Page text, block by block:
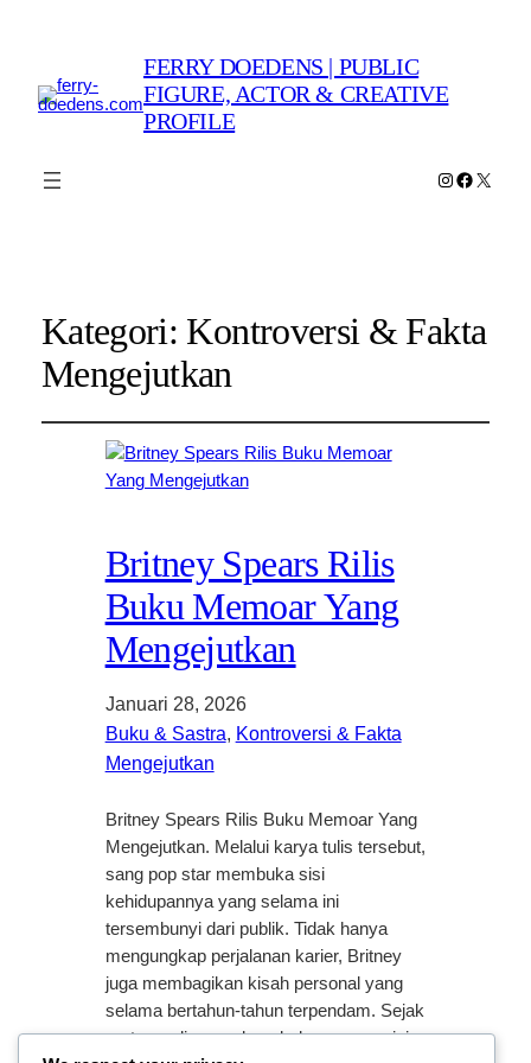
FERRY DOEDENS | PUBLIC
FIGURE, ACTOR & CREATIVE
PROFILE
Instagram
X
Kategori: Kontroversi & Fakta
Mengejutkan
Britney Spears Rilis
Buku Memoar Yang
Mengejutkan
Januari 28, 2026
Buku & Sastra, Kontroversi & Fakta
Mengejutkan
Britney Spears Rilis Buku Memoar Yang
Mengejutkan. Melalui karya tulis tersebut,
sang pop star membuka sisi
kehidupannya yang selama ini
tersembunyi dari publik. Tidak hanya
mengungkap perjalanan karier, Britney
juga membagikan kisah personal yang
selama bertahun-tahun terpendam. Sejak
pertama di umumkan, buku memoar ini